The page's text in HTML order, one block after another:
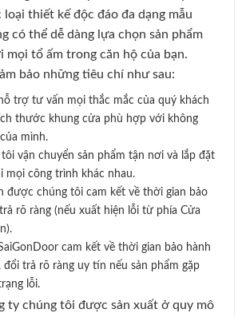
thiết kế độc đáo đa dạng mẫu
có thể dễ dàng lựa chọn sản phẩm
mọi tổ ấm trong căn hộ của bạn.
bảo những tiêu chí như sau:
trợ tư vấn mọi thắc mắc của quý khách
thước khung cửa phù hợp với không
mình.
vận chuyển sản phẩm tận nơi và lắp đặt
mọi công trình khác nhau.
được chúng tôi cam kết về thời gian bảo
rõ ràng (nếu xuất hiện lỗi từ phía Cửa
cam kết về thời gian bảo hành
đổi trả rõ ràng uy tín nếu sản phẩm gặp
lỗi.
ty chúng tôi được sản xuất ở quy mô